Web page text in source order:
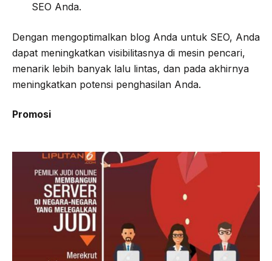
SEO Anda.
Dengan mengoptimalkan blog Anda untuk SEO, Anda
dapat meningkatkan visibilitasnya di mesin pencari,
menarik lebih banyak lalu lintas, dan pada akhirnya
meningkatkan potensi penghasilan Anda.
Promosi